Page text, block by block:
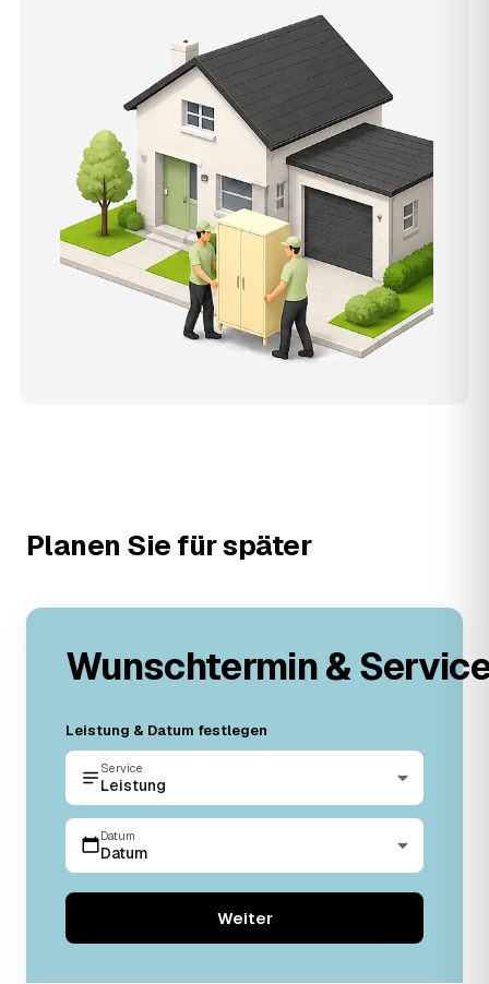
Planen Sie für später
Wunschtermin &
Leistung & Datum festlegen
Service
Leistung
Datum
Datum
Weiter